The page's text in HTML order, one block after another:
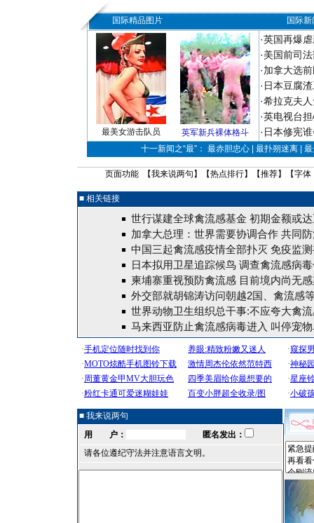
国际精品图片 国际
最美女游击队员 英军新兵裸体格斗
·英国再爆
·美国前司
·加拿大选
· 日本豆腐
·希拉克夫
·英电视台
· 日本修宪
十一新闻之“最”： 最赤胆忠心 | 最扑朔迷离 |
页面功能 【我来说两句 】【热点排行】【推荐】【字体
■ 相关链接
世行谋建全球禽流感基金 初期金额或
加拿大总理：世界需要协调合作 共同
中国三起禽流感疫情全部扑灭 免疫监
日本拟用卫星追踪候鸟 调查禽流感病
柬埔寨重视预防禽流感 目前境内尚无
外交部就胡锦涛访问朝越2国、禽流感
世界动物卫生组织总干事:不应夸大禽
马来西亚防止禽流感病毒进入 叫停宠
■ 我来说两句
用 户：
匿名发出：
请各位遵纪守法并注意语言文明。